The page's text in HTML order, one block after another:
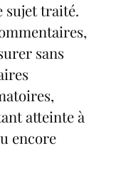
sujet traité.
sans
atteinte à
encore